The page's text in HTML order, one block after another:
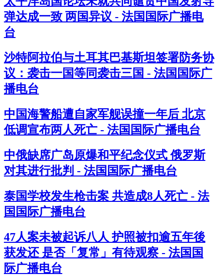
弹达成一致 两国异议 - 法国国际广播电
台
沙特阿拉伯与土耳其巴基斯坦签署防务协
议：袭击一国等同袭击三国 - 法国国际广
播电台
中国海警船遭自家军舰误撞一年后 北京
低调宣布两人死亡 - 法国国际广播电台
中俄缺席广岛原爆和平纪念仪式 俄罗斯
对其进行批判 - 法国国际广播电台
泰国学校发生枪击案 共造成8人死亡 - 法
国国际广播电台
47人案未被起诉八人 护照被扣逾五年後
获发还 是否「复常」有待观察 - 法国国
际广播电台